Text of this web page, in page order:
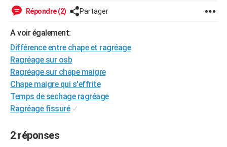
BONS PLANS
CARTE DE VOEUX
Carte de Noël
Carte Bonne année
Carte Saint-Valentin
Carte Pâques
Carte d'anniversaire
DICTIONNAIRE
Dictionnaire
Biographies
Citations
Expressions
Proverbes
PROGRAMME TV
S'inscrire
Se connecter
Lycées
Collèges
Primaires
Universités
Entreprises
Service militaire
Avis de recherche
AVIS DE DÉCÈS
Répondre (2) Partager
A voir également:
Différence entre chape et ragréage
Ragréage sur osb
Ragréage sur chape maigre
Chape maigre qui s'effrite
Temps de sechage ragréage
Ragréage fissuré ✓
2 réponses